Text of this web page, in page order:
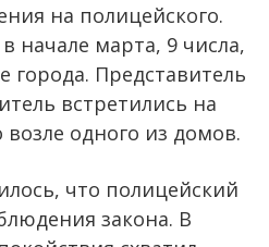
на полицейского.
начале марта, 9 числа,
города. Представитель
встретились на
одного из домов.
что полицейский
закона. В